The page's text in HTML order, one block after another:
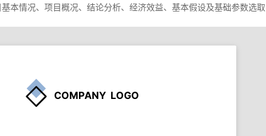
本情况、项目概况、结论分析、经济效益、基本假设及基础参数选